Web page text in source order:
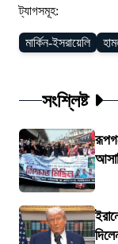
ট্যাগসমূহ:
মার্কিন-ইসরায়েলি
সংশ্লিষ্ট